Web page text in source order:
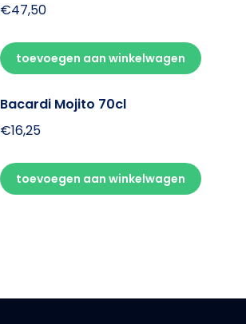
€47,50
toevoegen aan winkelwagen
Bacardi Mojito 70cl
€16,25
toevoegen aan winkelwagen